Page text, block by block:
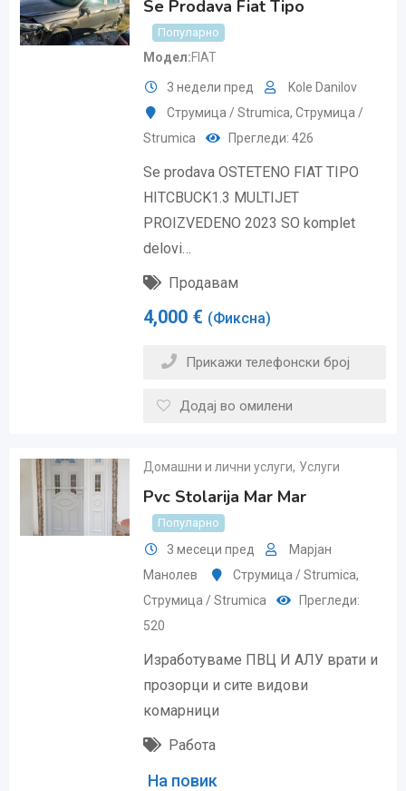
Se Prodava Fiat Tipo
Популарно
Модел FIAT
3 недели пред
Kole Danilov
Струмица / Strumica, Струмица /
Strumica
Прегледи: 426
Se prodava OSTETENO FIAT TIPO
HITCBUCK1.3 MULTIJET
PROIZVEDENO 2023 SO komplet
delovi…
Продавам
4,000 € (Фиксна)
Прикажи телефонски број
Додај во омилени
Домашни и лични услуги, Услуги
Pvc Stolarija Mar Mar
Популарно
3 месеци пред
Марјан
Манолев
Струмица / Strumica,
Струмица / Strumica
Прегледи:
520
Изработуваме ПВЦ И АЛУ врати и
прозорци и сите видови
комарници
Работа
На повик